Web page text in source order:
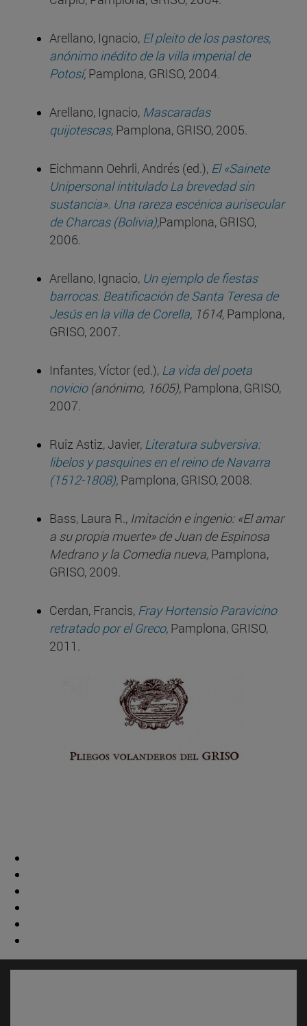
Arellano, Ignacio, El pleito de los pastores,
anónimo inédito de la villa imperial de
Potosí,Pamplona, GRISO, 2004.
Arellano, Ignacio, Mascaradas
quijotescas, Pamplona, GRISO, 2005.
Eichmann Oehrli, Andrés (ed.), El «Sainete
Unipersonal intitulado La brevedad sin
sustancia». Una rareza escénica aurisecular
de Charcas (Bolivia),Pamplona, GRISO,
2006.
Arellano, Ignacio, Un ejemplo de fiestas
barrocas. Beatificación de Santa Teresa de
Jesús en la villa de Corella, 1614, Pamplona,
GRISO, 2007.
Infantes, Víctor (ed.), La vida del poeta
novicio(anónimo, 1605), Pamplona, GRISO,
2007.
Ruiz Astiz, Javier, Literatura subversiva:
libelos y pasquines en el reino de Navarra
(1512-1808), Pamplona, GRISO, 2008.
Bass, Laura R., Imitación e ingenio: «El amar
a su propia muerte» de Juan de Espinosa
Medrano y la Comedia nueva, Pamplona,
GRISO, 2009.
Cerdan, Francis, Fray Hortensio Paravicino
retratado por el Greco, Pamplona, GRISO,
2011.